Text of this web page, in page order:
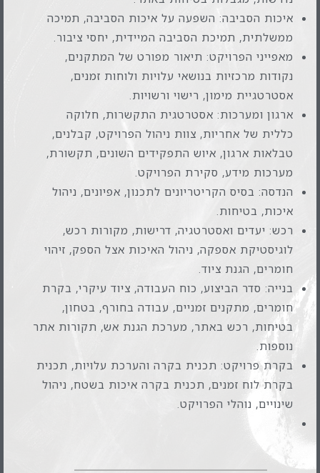
איכות הסביבה: השפעה על איכות הסביבה, תמיכה
ממשלתית, תמיכת הסביבה המיידית, יחסי ציבור.
מאפייני הפרויקט: תיאור מפורט של המתקנים,
נקודות מרכזיות בנושאי עלויות ולוחות זמנים,
אסטרטגיית מימון, רישוי ורשויות.
ארגון ומערכות: אסטרטגית התקשרות, חלוקה
כללית של אחריות, צוות ניהול הפרויקט, קבלנים,
טבלאות ארגון, איוש התפקידים השונים, תקשורת,
מערכות מידע, סקירת הפרויקט.
הנדסה: בסיס הקריטריונים לתכנון, אפיונים, ניהול
איכות, בטיחות.
רכש: יעדים ואסטרטגיה, דרישות, מקורות רכש,
לוגיסטיקת אספקה, ניהול האיכות אצל הספק, זיהוי
חומרים, הגנת ציוד.
בנייה: סדר הביצוע, כוח העבודה, ציוד עיקרי, בקרת
חומרים, מתקנים זמניים, עבודה בחורף, בטחון,
בטיחות, רכש באתר, מערכת הגנת אש, תקורות אתר
נוספות.
בקרת פרויקט: תכנית בקרה והערכת עלויות, תכנית
בקרת לוח זמנים, תכנית בקרה איכות בשטח, ניהול
שינויים, נוהלי הפרויקט.